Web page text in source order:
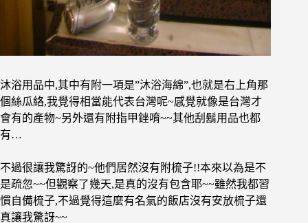
沐浴用品中,其中有附一項是”沐浴海綿”,也就是右上角那
個絲瓜絡,我覺得相當能代表台灣呢~感覺就像是台灣才
會有的產物~另外還有附指甲銼唷~~其他刮鬍用品也都
有…
不過很讓我驚訝的~他們居然沒有附梳子!!本來以為是不
是疏忽~~但觀察了幾天,是真的沒有包含耶~~雖然我都習
慣自備梳子,不過覺得這麼有名氣的飯店沒有安放梳子還
真讓我驚訝~~